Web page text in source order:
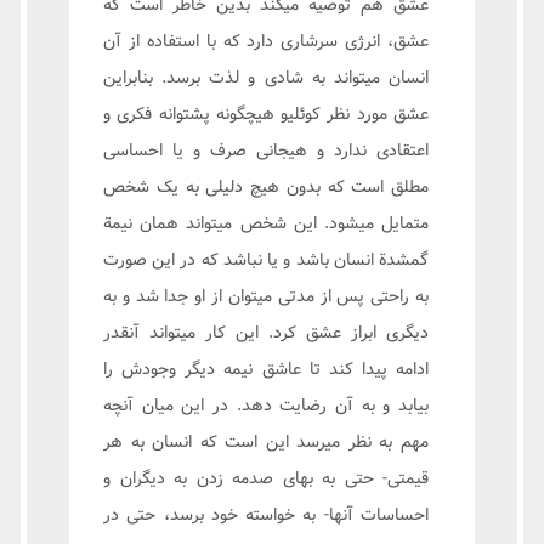
عشق، انرژی سرشاری دارد که با استفاده از آن
انسان میتواند به شادی و لذت برسد. بنابراین
عشق مورد نظر کوئلیو هیچگونه پشتوانه فکری و
اعتقادی ندارد و هیجانی صرف و یا احساسی
مطلق است که بدون هیچ دلیلی به یک شخص
متمایل میشود. این شخص میتواند همان نیمة
گمشدة انسان باشد و یا نباشد که در این صورت
به راحتی پس از مدتی میتوان از او جدا شد و به
دیگری ابراز عشق کرد. این کار میتواند آنقدر
ادامه پیدا کند تا عاشق نیمه دیگر وجودش را
بیابد و به آن رضایت دهد. در این میان آنچه
مهم به نظر میرسد این است که انسان به هر
قیمتی- حتی به بهای صدمه زدن به دیگران و
احساسات آنها- به خواسته خود برسد، حتی در